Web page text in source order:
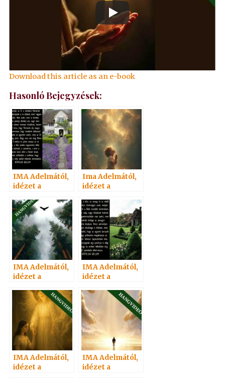
Download this article as an e-book
Hasonló Bejegyzések:
IMA Adelmától,
idézet a
Szellemtől 37.
Ima Adelmától,
idézet a
Szellemtől 91.
IMA Adelmától,
idézet a
Szellemtől 80.
IMA Adelmától,
idézet a
Szellemtől 53.
IMA Adelmától,
idézet a
IMA Adelmától,
idézet a